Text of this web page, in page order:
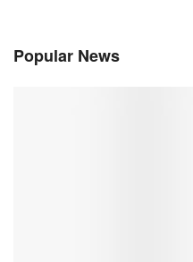
Popular News